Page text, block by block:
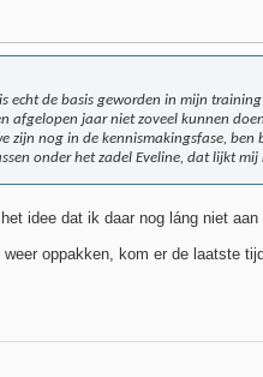
echt de basis geworden in mijn
afgelopen jaar niet zoveel kunnen
zijn nog in de kennismakingsfase,
onder het zadel Eveline, dat lijkt
idee dat ik daar nog láng niet
oppakken, kom er de laatste